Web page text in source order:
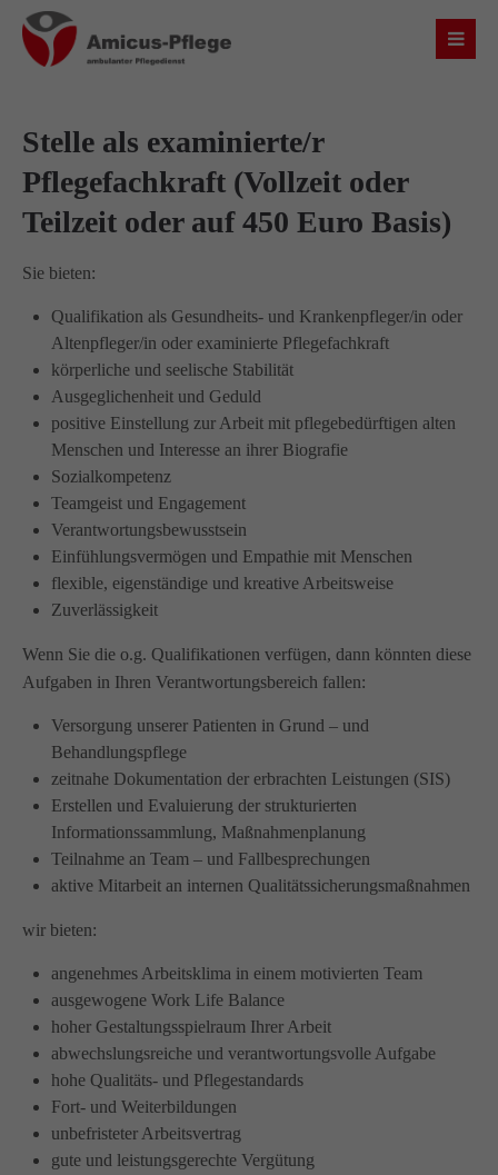
Login
Passwort
Anmelden
Über uns
Wir haben uns als ambulanter Pflegedienst auf
Wohngemeinschaften für Senioren spezialisiert. Mit der
das wirGUTES
tun.
Kontakt
Amicus Pflege GmbH & Co KG
Lipper Weg 11a
45770 Marl
Schreiben Sie uns per Email
info@amicus-pflege.de
Stelle als examinierte/r
Pflegefachkraft (Vollzeit oder
Teilzeit oder auf 450 Euro Basis)
Sie bieten:
Qualifikation als Gesundheits- und Krankenpfleger/in oder
Altenpfleger/in oder examinierte Pflegefachkraft
körperliche und seelische Stabilität
Ausgeglichenheit und Geduld
positive Einstellung zur Arbeit mit pflegebedürftigen alten
Menschen und Interesse an ihrer Biografie
Sozialkompetenz
Teamgeist und Engagement
Verantwortungsbewusstsein
Einfühlungsvermögen und Empathie mit Menschen
flexible, eigenständige und kreative Arbeitsweise
Zuverlässigkeit
Wenn Sie die o.g. Qualifikationen verfügen, dann könnten diese
Aufgaben in Ihren Verantwortungsbereich fallen:
Versorgung unserer Patienten in Grund – und
Behandlungspflege
zeitnahe Dokumentation der erbrachten Leistungen (SIS)
Erstellen und Evaluierung der strukturierten
Informationssammlung, Maßnahmenplanung
Teilnahme an Team – und Fallbesprechungen
aktive Mitarbeit an internen Qualitätssicherungsmaßnahmen
wir bieten:
angenehmes Arbeitsklima in einem motivierten Team
ausgewogene Work Life Balance
hoher Gestaltungsspielraum Ihrer Arbeit
abwechslungsreiche und verantwortungsvolle Aufgabe
hohe Qualitäts- und Pflegestandards
Fort- und Weiterbildungen
unbefristeter Arbeitsvertrag
gute und leistungsgerechte Vergütung